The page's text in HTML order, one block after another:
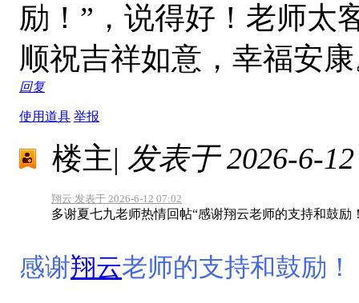
励！”，说得好！老师太
顺祝吉祥如意，幸福安
回复
使用道具 举报
楼主| 发表于 2026-6-
翔云 发表于 2026-6-12 07:02
多谢夏七九老师热情回帖“感谢翔云老师的支持和鼓
感谢翔云老师的支持和鼓励！